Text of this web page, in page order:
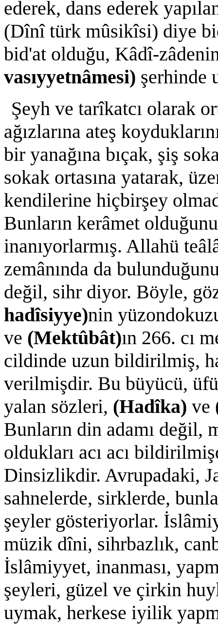
ederek, dans ederek
(Dînî türk mûsikîsi) diye
bid'at olduğu, Kâdî-
vasıyyetnâmesi) şerhinde
Şeyh ve tarîkatcı olarak
ağızlarına ateş
bir yanağına bıçak, şiş
sokak ortasına yatarak,
kendilerine hiçbirşey
Bunların kerâmet
inanıyorlarmış. Allahü
zemânında da
değil, sihr diyor. Böyle,
hadîsiyye)nin
ve (Mektûbât)ın 266. cı
cildinde uzun bildirilmiş,
verilmişdir. Bu büyücü,
yalan sözleri, (Hadîka) ve
Bunların din adamı değil,
oldukları acı acı
Dinsizlikdir. Avrupadaki,
sahnelerde, sirklerde,
şeyler gösteriyorlar.
müzik dîni, sihrbazlık,
İslâmiyyet, inanması,
şeyleri, güzel ve çirkin
uymak, herkese iyilik